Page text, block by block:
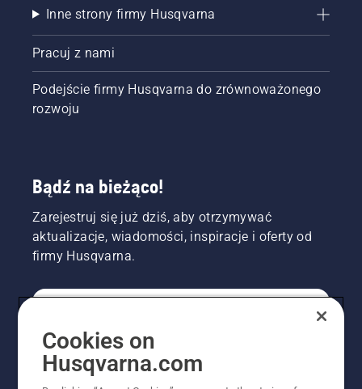
Inne strony firmy Husqvarna
Pracuj z nami
Podejście firmy Husqvarna do zrównoważonego
rozwoju
Bądź na bieżąco!
Zarejestruj się już dziś, aby otrzymywać
aktualizacje, wiadomości, inspiracje i oferty od
firmy Husqvarna.
PROFESJONALISTA
Cookies on
Husqvarna.com